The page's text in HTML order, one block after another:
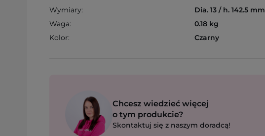
Wymiary:
Dia. 13 / h. 142.5 mm
Waga:
0.18 kg
Kolor:
Czarny
Chcesz wiedzieć więcej
o tym produkcie?
Skontaktuj się z naszym doradcą!